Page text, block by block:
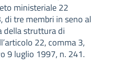
ministeriale 22
di tre membri in seno al
della struttura di
22, comma 3,
9 luglio 1997, n. 241.